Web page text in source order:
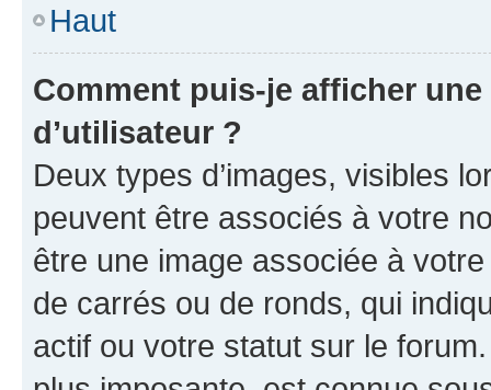
Haut
Comment puis-je afficher
d’utilisateur ?
Deux types d’images, visibles
peuvent être associés à votre
être une image associée à
de carrés ou de ronds, qui
actif ou votre statut sur le